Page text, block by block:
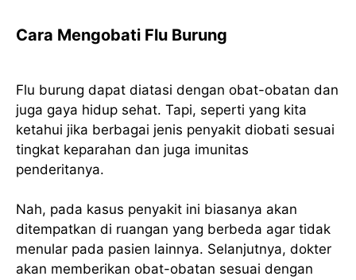
Cara Mengobati Flu Burung
Flu burung dapat diatasi dengan obat-obatan dan
juga gaya hidup sehat. Tapi, seperti yang kita
ketahui jika berbagai jenis penyakit diobati sesuai
tingkat keparahan dan juga imunitas
penderitanya.
Nah, pada kasus penyakit ini biasanya akan
ditempatkan di ruangan yang berbeda agar tidak
menular pada pasien lainnya. Selanjutnya, dokter
akan memberikan obat-obatan sesuai dengan